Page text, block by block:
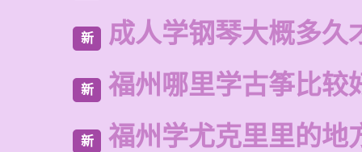
新 成人学钢琴大概多久
新 福州哪里学古筝比较
新 福州学尤克里里的地